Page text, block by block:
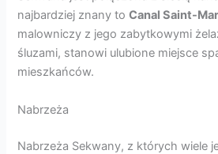
najbardziej znany toCanal Saint-
malowniczy z jego zabytkowymi
śluzami, stanowi ulubione miejsce
mieszkańców.
Nabrzeża
Nabrzeża Sekwany, z których wiele